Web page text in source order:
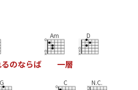
るのならば
Am
一層
D
G C N.C.